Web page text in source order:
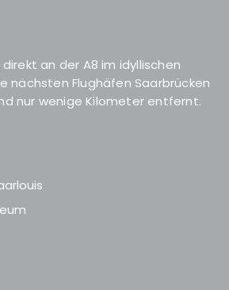
direkt an der A8 im idyllischen
nächsten Flughäfen Saarbrücken
nur wenige Kilometer entfernt.